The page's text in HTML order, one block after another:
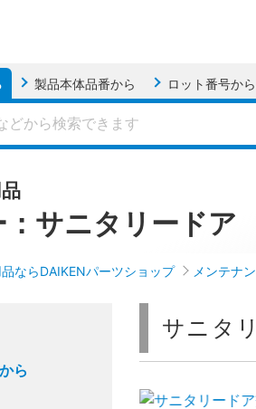
製品本体品番から ロット番号から
サニタリードア
ならDAIKENパーツショップ メンテナ
サニタ
ら